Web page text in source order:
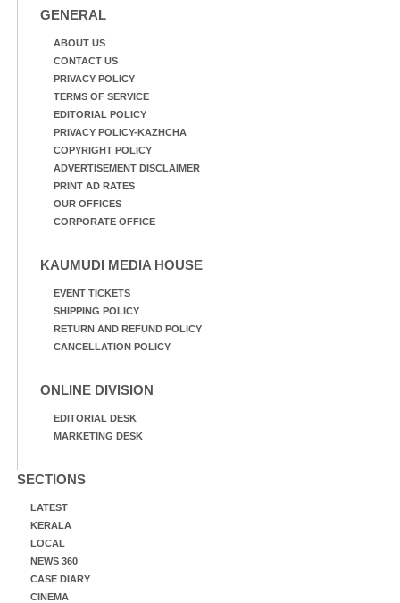
GENERAL
ABOUT US
CONTACT US
PRIVACY POLICY
TERMS OF SERVICE
EDITORIAL POLICY
PRIVACY POLICY-KAZHCHA
COPYRIGHT POLICY
ADVERTISEMENT DISCLAIMER
PRINT AD RATES
OUR OFFICES
CORPORATE OFFICE
KAUMUDI MEDIA HOUSE
EVENT TICKETS
SHIPPING POLICY
RETURN AND REFUND POLICY
CANCELLATION POLICY
ONLINE DIVISION
EDITORIAL DESK
MARKETING DESK
SECTIONS
LATEST
KERALA
LOCAL
NEWS 360
CASE DIARY
CINEMA